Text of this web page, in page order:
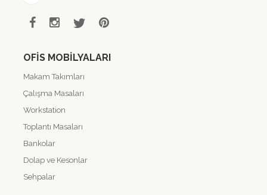
OFIS MOBILYALARI
Makam Takımları
Çalışma Masaları
Workstation
Toplantı Masaları
Bankolar
Dolap ve Kesonlar
Sehpalar